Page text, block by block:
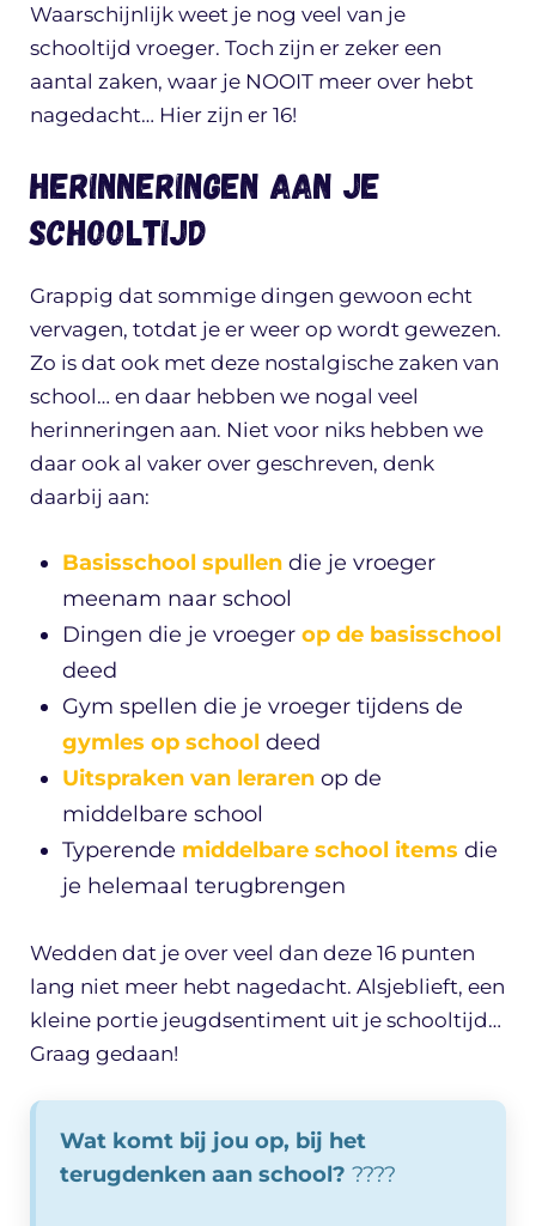
Waarschijnlijk weet je nog veel van je
schooltijd vroeger. Toch zijn er zeker een
aantal zaken, waar je NOOIT meer over hebt
nagedacht… Hier zijn er 16!
Herinneringen aan je
schooltijd
Grappig dat sommige dingen gewoon echt
vervagen, totdat je er weer op wordt gewezen.
Zo is dat ook met deze nostalgische zaken van
school… en daar hebben we nogal veel
herinneringen aan. Niet voor niks hebben we
daar ook al vaker over geschreven, denk
daarbij aan:
Basisschool spullen die je vroeger
meenam naar school
Dingen die je vroeger op de basisschool
deed
Gym spellen die je vroeger tijdens de
gymles op school deed
Uitspraken van leraren op de
middelbare school
Typerende middelbare school items die
je helemaal terugbrengen
Wedden dat je over veel dan deze 16 punten
lang niet meer hebt nagedacht. Alsjeblieft, een
kleine portie jeugdsentiment uit je schooltijd…
Graag gedaan!
Wat komt bij jou op, bij het
terugdenken aan school? ????